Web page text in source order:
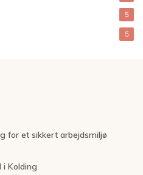
5
5
for et sikkert arbejdsmiljø
i Kolding